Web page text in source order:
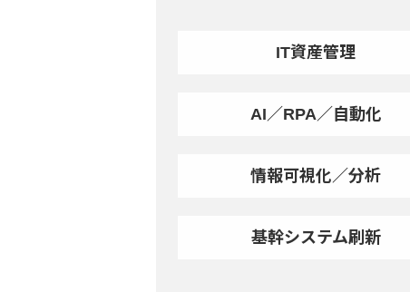
IT資産管理
AI／RPA／自動化
情報可視化／分析
基幹システム刷新